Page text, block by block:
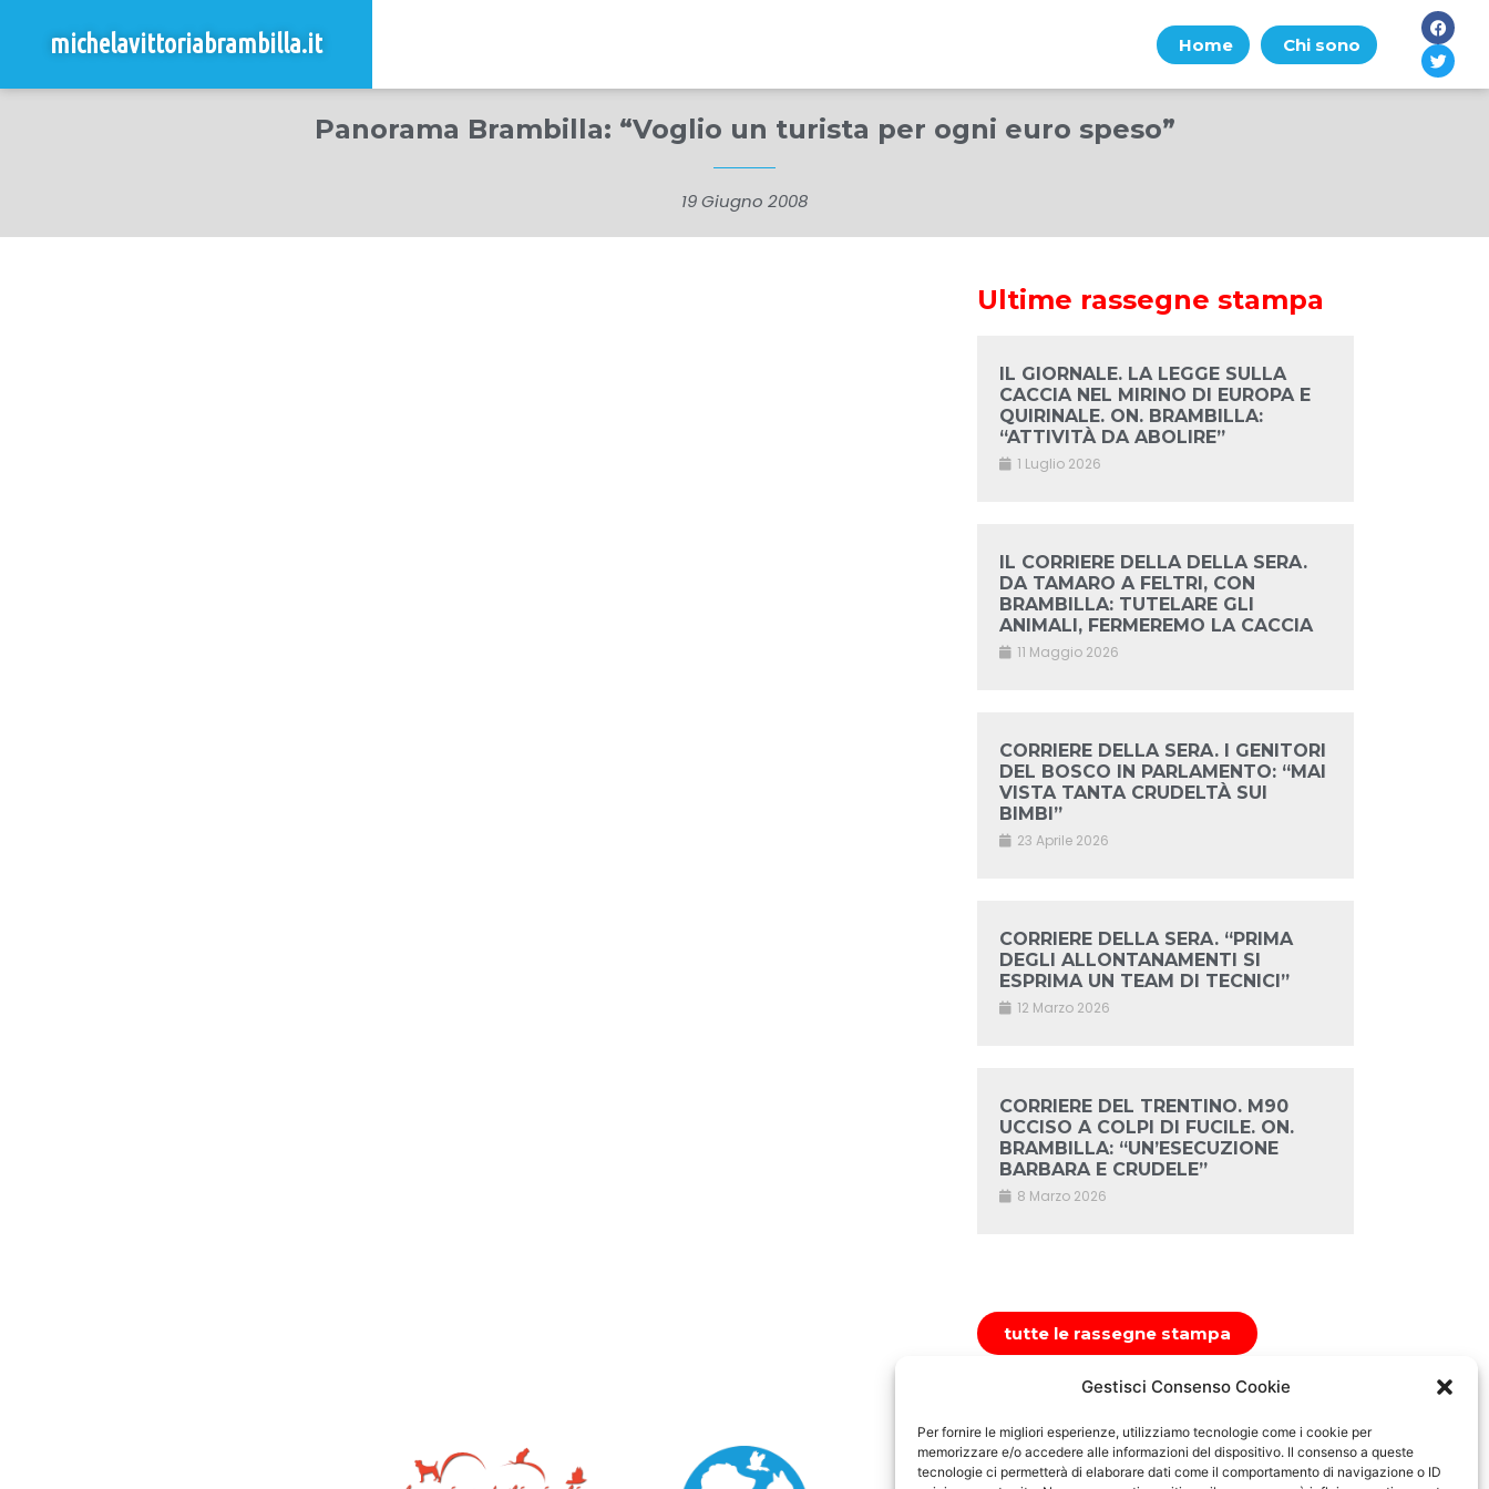
Gestisci Consenso Cookie
Per fornire le migliori esperienze, utilizziamo tecnologie come i cookie per
memorizzare e/o accedere alle informazioni del dispositivo. Il consenso a queste
tecnologie ci permetterà di elaborare dati come il comportamento di navigazione o ID
michelavittoriabrambilla.it Home Chi sono
Panorama Brambilla: “Voglio un turista per ogni euro speso”
19 Giugno 2008
Ultime rassegne stampa
IL GIORNALE. LA LEGGE SULLA
CACCIA NEL MIRINO DI EUROPA E
QUIRINALE. ON. BRAMBILLA:
“ATTIVITÀ DA ABOLIRE”
1 Luglio 2026
IL CORRIERE DELLA DELLA SERA.
DA TAMARO A FELTRI, CON
BRAMBILLA: TUTELARE GLI
ANIMALI, FERMEREMO LA CACCIA
11 Maggio 2026
CORRIERE DELLA SERA. I GENITORI
DEL BOSCO IN PARLAMENTO: “MAI
VISTA TANTA CRUDELTÀ SUI
BIMBI”
23 Aprile 2026
CORRIERE DELLA SERA. “PRIMA
DEGLI ALLONTANAMENTI SI
ESPRIMA UN TEAM DI TECNICI”
12 Marzo 2026
CORRIERE DEL TRENTINO. M90
UCCISO A COLPI DI FUCILE. ON.
BRAMBILLA: “UN’ESECUZIONE
BARBARA E CRUDELE”
8 Marzo 2026
tutte le rassegne stampa